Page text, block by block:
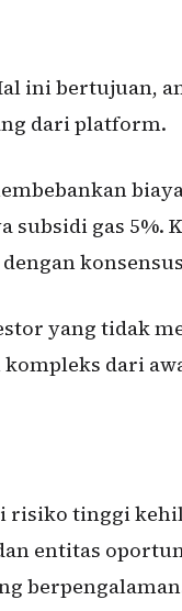
ini bertujuan,
dari platform.
subsidi gas 5%.
yang tidak
dari
risiko tinggi
entitas